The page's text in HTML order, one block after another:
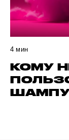
4 мин
КОМУ